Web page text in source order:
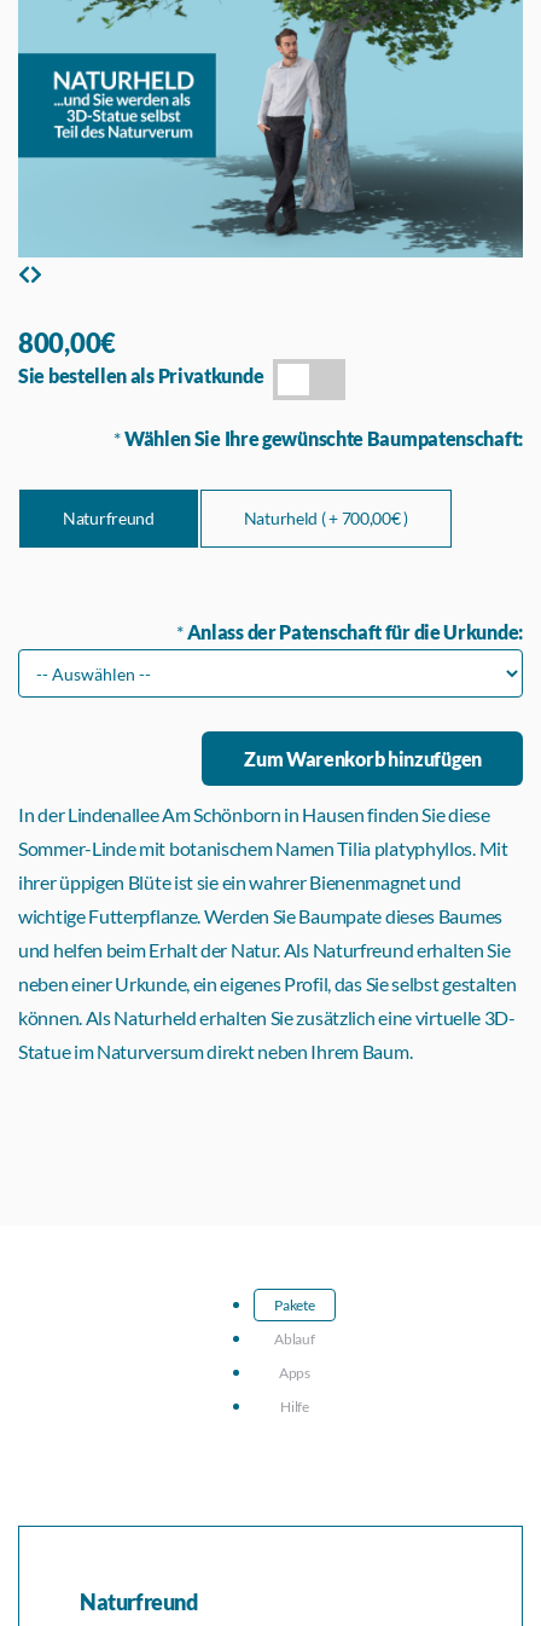
800,00€
Sie bestellen als Privatkunde
*Wählen Sie Ihre gewünschte Baumpatenschaft:
Naturfreund Naturheld ( +700,00€ )
*Anlass der Patenschaft für die Urkunde:
In der Lindenallee Am Schönborn in Hausen finden Sie diese
Sommer-Linde mit botanischem Namen Tilia platyphyllos. Mit
ihrer üppigen Blüte ist sie ein wahrer Bienenmagnet und
wichtige Futterpflanze. Werden Sie Baumpate dieses Baumes
und helfen beim Erhalt der Natur. Als Naturfreund erhalten Sie
neben einer Urkunde, ein eigenes Profil, das Sie selbst gestalten
können. Als Naturheld erhalten Sie zusätzlich eine virtuelle 3D-
Statue im Naturversum direkt neben Ihrem Baum.
Pakete
Ablauf
Apps
Hilfe
Naturfreund